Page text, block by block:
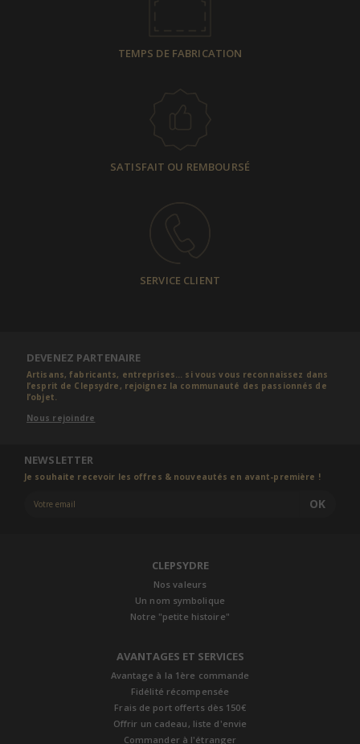
TEMPS DE FABRICATION
SATISFAIT OU REMBOURSÉ
SERVICE CLIENT
DEVENEZ PARTENAIRE
Artisans, fabricants, entreprises... si vous vous reconnaissez dans
l’esprit de Clepsydre, rejoignez la communauté des passionnés de
l’objet.
Nous rejoindre
NEWSLETTER
Je souhaite recevoir les offres & nouveautés en avant-première !
OK
CLEPSYDRE
Nos valeurs
Un nom symbolique
Notre "petite histoire"
AVANTAGES ET SERVICES
Avantage à la 1ère commande
Fidélité récompensée
Frais de port offerts dès 150€
Offrir un cadeau, liste d'envie
Commander à l'étranger